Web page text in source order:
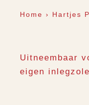
Home › Hartjes
Uitneembaar
eigen